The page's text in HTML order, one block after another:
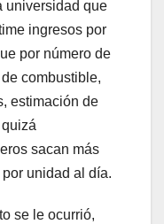
universidad que
ingresos por
por número de
combustible,
estimación de
sacan más
unidad al día.
se le ocurrió,